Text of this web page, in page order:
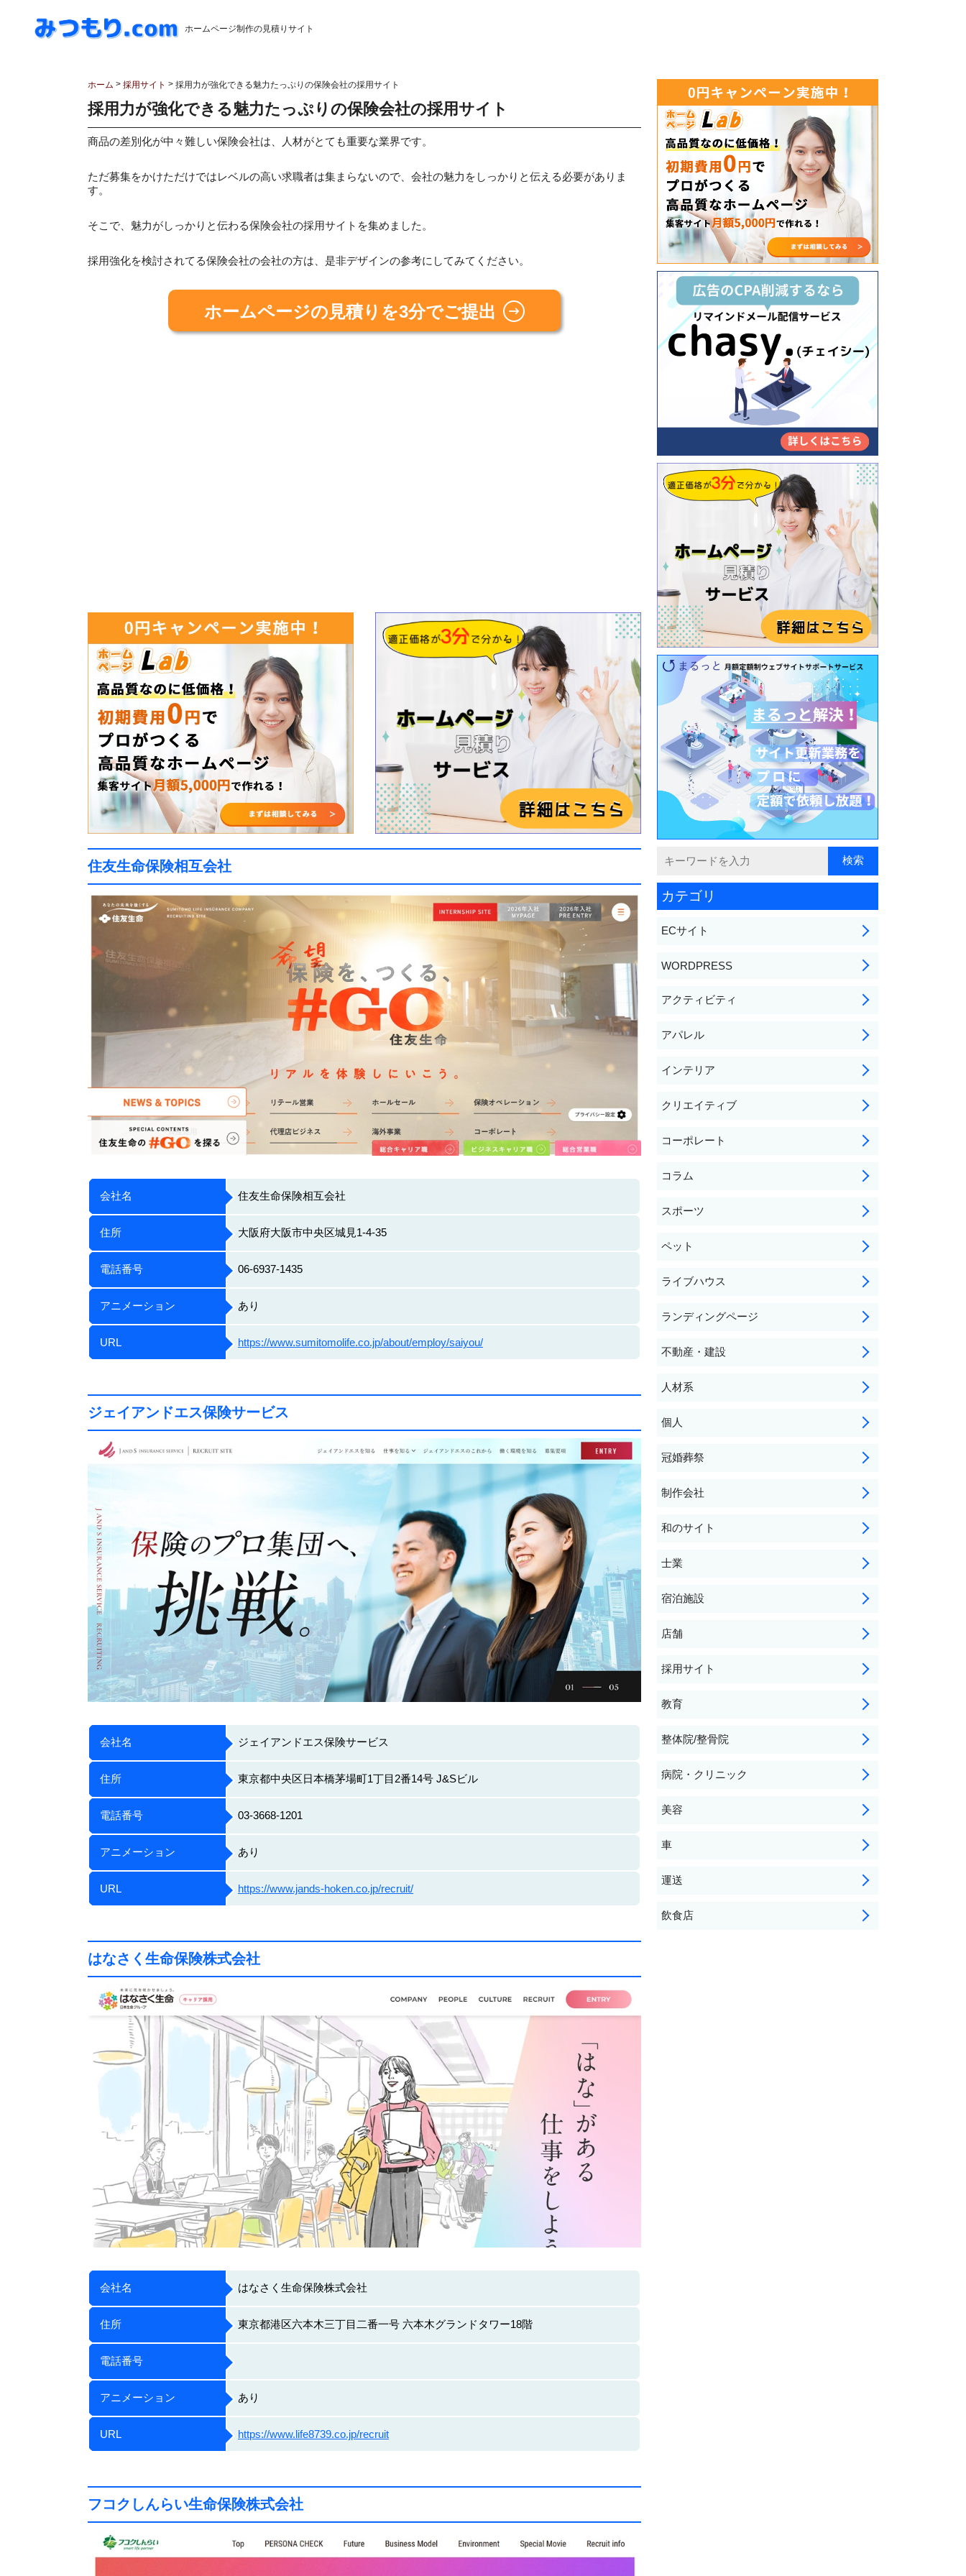
ホームページ制作の見積りサイト
ホーム > 採用サイト > 採用力が強化できる魅力たっぷりの保険会社の採用サイト
採用力が強化できる魅力たっぷりの保険会社の採用サイト
商品の差別化が中々難しい保険会社は、人材がとても重要な業界です。
ただ募集をかけただけではレベルの高い求職者は集まらないので、会社の魅力をしっかりと伝える必要がありま
す。
そこで、魅力がしっかりと伝わる保険会社の採用サイトを集めました。
採用強化を検討されてる保険会社の会社の方は、是非デザインの参考にしてみてください。
ホームページの見積りを3分でご提出
住友生命保険相互会社
会社名 住友生命保険相互会社
住所 大阪府大阪市中央区城見1-4-35
電話番号 06-6937-1435
アニメーション あり
URL https://www.sumitomolife.co.jp/about/employ/saiyou/
ジェイアンドエス保険サービス
会社名 ジェイアンドエス保険サービス
住所 東京都中央区日本橋茅場町1丁目2番14号 J&Sビル
電話番号 03-3668-1201
アニメーション あり
URL https://www.jands-hoken.co.jp/recruit/
はなさく生命保険株式会社
会社名 はなさく生命保険株式会社
住所 東京都港区六本木三丁目二番一号 六本木グランドタワー18階
電話番号
アニメーション あり
URL https://www.life8739.co.jp/recruit
フコクしんらい生命保険株式会社
カテゴリ
ECサイト
WORDPRESS
アクティビティ
アパレル
インテリア
クリエイティブ
コーポレート
コラム
スポーツ
ペット
ライブハウス
ランディングページ
不動産・建設
人材系
個人
冠婚葬祭
制作会社
和のサイト
士業
宿泊施設
店舗
採用サイト
教育
整体院/整骨院
病院・クリニック
美容
車
運送
飲食店